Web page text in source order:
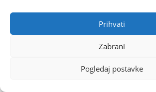
Prihvati
Zabrani
Pogledaj postavke